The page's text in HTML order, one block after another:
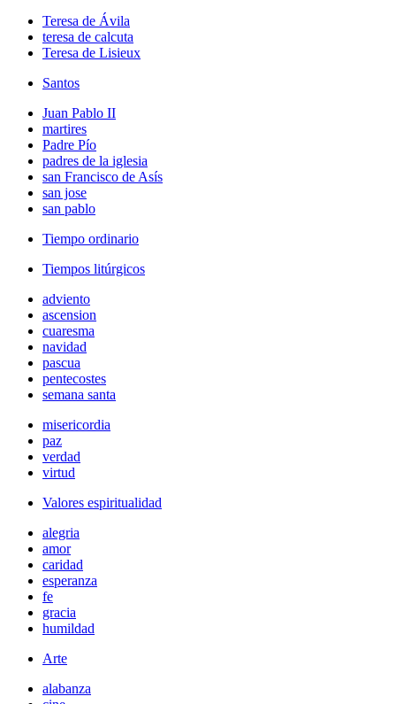
Teresa de Ávila
teresa de calcuta
Teresa de Lisieux
Santos
Juan Pablo II
martires
Padre Pío
padres de la iglesia
san Francisco de Asís
san jose
san pablo
Tiempo ordinario
Tiempos litúrgicos
adviento
ascension
cuaresma
navidad
pascua
pentecostes
semana santa
misericordia
paz
verdad
virtud
Valores espiritualidad
alegria
amor
caridad
esperanza
fe
gracia
humildad
Arte
alabanza